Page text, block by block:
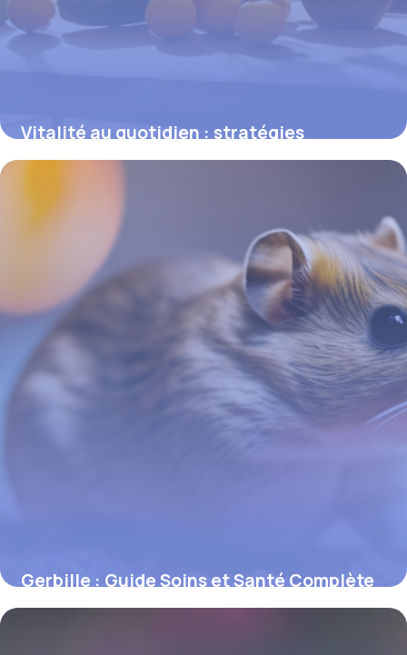
Vitalité au quotidien : stratégies
concrètes pour une santé rayonnante
Gerbille : Guide Soins et Santé Complète
15 juin 2026